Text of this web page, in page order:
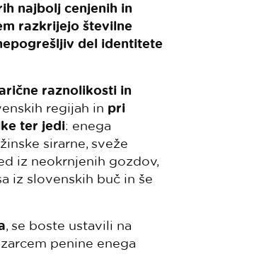
najbolj cenjenih in
razkrijejo številne
del identitete
raznolikosti in
regijah in pri
ter jedi: enega
sirarne, sveže
iz neokrnjenih gozdov,
iz slovenskih buč in še
, se boste ustavili na
penine enega